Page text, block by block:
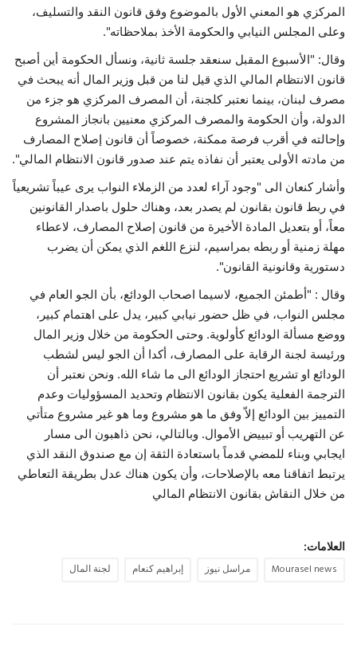
المركزي هو المعني الأول بالموضوع وفق قانون النقد والتسليف،
وعلى المجلس النيابي والحكومة الأخذ بملاحظاته".
وقال: "الأسبوع المقبل سنعقد جلسة ثانية، ونسأل الحكومة أين أصبح
قانون الانتظام المالي الذي قيل لنا من قبل وزير المال أنه يبحث في
مصرف لبنان، بينما نعتبر كلجنة، أن المصرف المركزي هو جزء من
الدولة، وأن الحكومة والمصرف المركزي معنيين بانجاز المشروع
وإحالته في أقرب فرصة ممكنة، خصوصاً أن قانون إصلاح المصارف
من مادته الأولى يعتبر أن نفاذه يتم عند صدور قانون الانتظام المالي".
وأشار كنعان الى "وجود آراء لعدد من الزملاء النواب يرى عيباً تشريعياً
في ربط قانون بقانون لم يصدر بعد، وهناك حلول باصدار القانونين
معاً، أو بتعديل المادة الأخيرة من قانون إصلاح المصارف، لاعطاء
مهلة زمنية أو ربطه بمراسيم، لنزع اللغم الذي يمكن أن يضرب
دستورية وقانونية القانون".
وقال : "أطمئن الجميع، لاسيما اصحاب الودائع، بأن الجو العام في
مجلس النواب، في ظل حضور نيابي كبير، يدل على اهتمام كبير،
ووضع مسألة الودائع كأولوية. وحتى الحكومة من خلال وزير المال
ورئيسة لجنة الرقابة على المصارف، أكدا أن الجو ليس لشطب
الودائع او تشريع احتجاز الودائع الى ما شاء الله. ونحن نعتبر أن
الترجمة الفعلية يكون بقانون الانتظام وتحديد المسؤوليات وعدم
التمييز بين الودائع إلاّ وفق ما هو مشروع وما هو غير مشروع متأتي
عن التهريب أو تبييض الأموال. وبالتالي، نحن ذاهبون الى مسار
ايجابي وبناء للمضي قدماً باستعادة الثقة إن مع صندوق النقد الذي
يرتبط اتفاقنا معه بالإصلاحات، وأن يكون هناك عدل بطريقة التعاطي
من خلال النقاش بقانون الانتظام المالي
العلامات:
Mourasel news مراسل نيوز إبراهيم كنعام لجنة المال